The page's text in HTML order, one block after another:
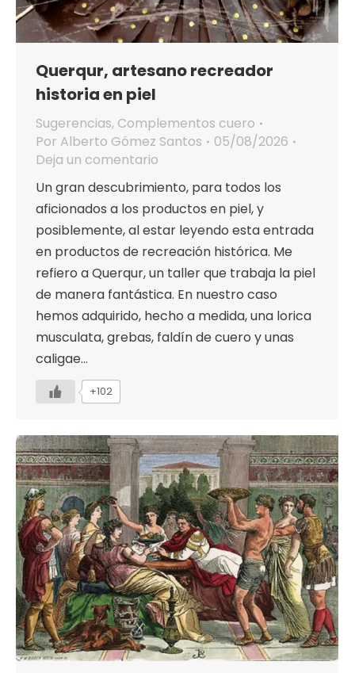
Querqur, artesano recreador
historia en piel
Sugerencias, Complementos cuero
Por Alberto Gómez Santos
05/08/2026
Deja un comentario
Un gran descubrimiento, para todos los
aficionados a los productos en piel, y
posiblemente, al estar leyendo esta entrada
en productos de recreación histórica. Me
refiero a Querqur, un taller que trabaja la piel
de manera fantástica. En nuestro caso
hemos adquirido, hecho a medida, una lorica
musculata, grebas, faldín de cuero y unas
caligae…
+102